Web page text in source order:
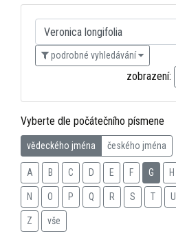
podrobné vyhledávání
zobrazení:
Vyberte dle počátečního písmene
vědeckého jména českého jména
A B C D E F G H
N O P Q R S T U
Z vše